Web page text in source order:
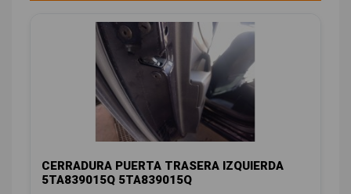
CERRADURA PUERTA TRASERA IZQUIERDA
5TA839015Q 5TA839015Q